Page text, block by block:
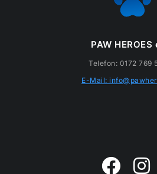
PAW HEROES
Telefon: 0172 769
E-Mail: